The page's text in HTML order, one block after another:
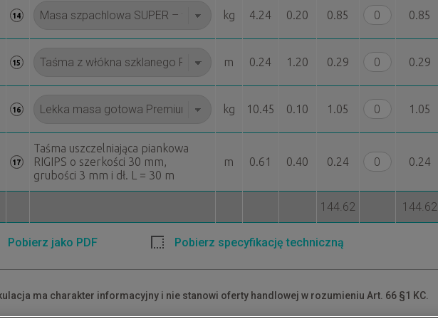
14 kg 4.24 0.20 0.85 0.85
15 m 0.24 1.20 0.29 0.29
16 kg 10.45 0.10 1.05 1.05
17
Taśma uszczelniająca piankowa
RIGIPS o szerkości 30 mm,
grubości 3 mm i dł. L = 30 m
m 0.61 0.40 0.24 0.24
144.62 144.62
Pobierz jako PDF Pobierz specyfikację techniczną
ma charakter informacyjny i nie stanowi oferty handlowej w rozumieniu Art. 66 §1 KC.